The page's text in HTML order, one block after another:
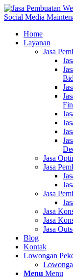
Home
Layanan
Jasa
Jasa
Jasa
Jasa
Jasa
Jasa
Jasa
Blog
Kontak
Lowongan
Menu Menu